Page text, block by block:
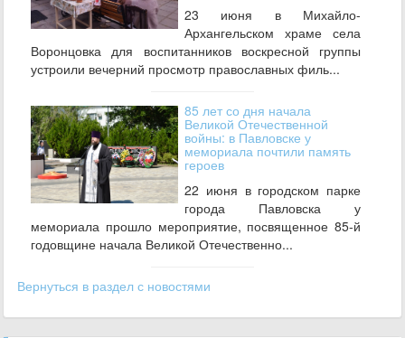
23 июня в Михайло-
Архангельском храме села
Воронцовка для воспитанников воскресной группы
устроили вечерний просмотр православных филь...
85 лет со дня начала
Великой Отечественной
войны: в Павловске у
мемориала почтили память
героев
22 июня в городском парке
города Павловска у
мемориала прошло мероприятие, посвященное 85‑й
годовщине начала Великой Отечественно...
Вернуться в раздел с новостями